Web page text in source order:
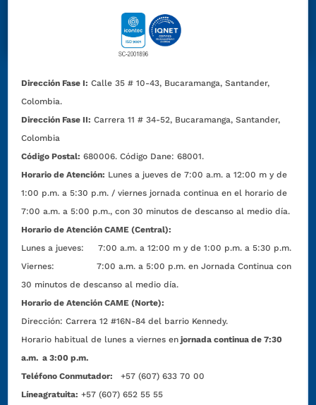
Dirección Fase I: Calle 35 # 10-43, Bucaramanga, Santander,
Colombia.
Dirección Fase II: Carrera 11 # 34-52, Bucaramanga, Santander,
Colombia
Código Postal: 680006. Código Dane: 68001.
Horario de Atención: Lunes a jueves de 7:00 a.m. a 12:00 m y de
1:00 p.m. a 5:30 p.m. / viernes jornada continua en el horario de
7:00 a.m. a 5:00 p.m., con 30 minutos de descanso al medio día.
Horario de Atención CAME (Central):
Lunes a jueves: 7:00 a.m. a 12:00 m y de 1:00 p.m. a 5:30 p.m.
Viernes: 7:00 a.m. a 5:00 p.m. en Jornada Continua con
30 minutos de descanso al medio día.
Horario de Atención CAME (Norte):
Dirección:Carrera 12 #16N-84 del barrio Kennedy.
Horario habitual de lunes a viernes en jornada continua de 7:30
a.m. a 3:00 p.m.
Teléfono Conmutador:
+57 (607) 633 70 00
Líneagratuita: +57 (607) 652 55 55